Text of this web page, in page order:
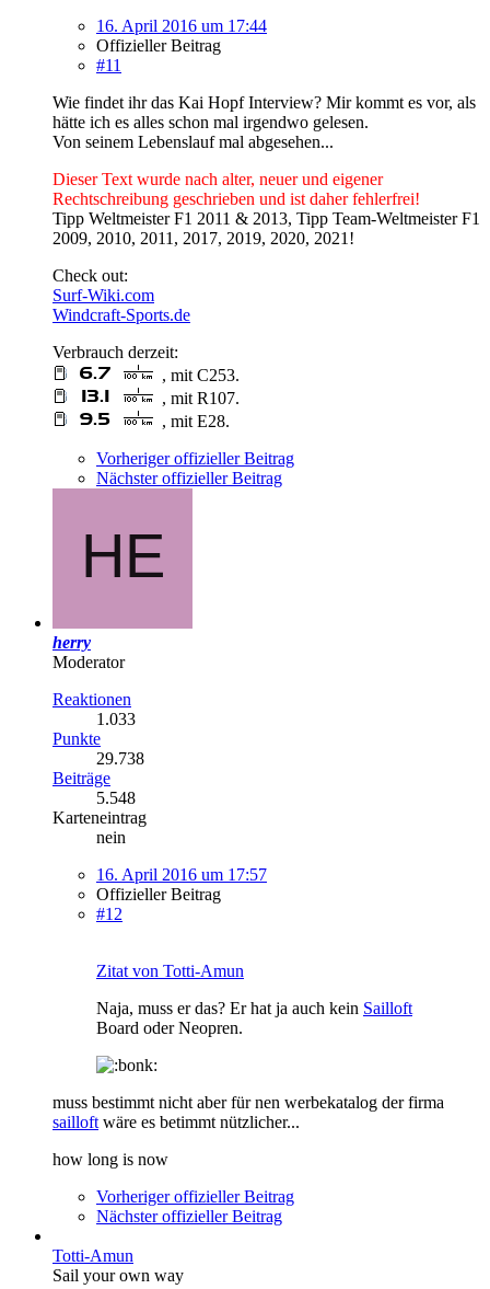
16. April 2016 um 17:44
Offizieller Beitrag
#11
Wie findet ihr das Kai Hopf Interview? Mir kommt es vor, als
hätte ich es alles schon mal irgendwo gelesen.
Von seinem Lebenslauf mal abgesehen...
Dieser Text wurde nach alter, neuer und eigener
Rechtschreibung geschrieben und ist daher fehlerfrei!
Tipp Weltmeister F1 2011 & 2013, Tipp Team-Weltmeister F1
2009, 2010, 2011, 2017, 2019, 2020, 2021!
Check out:
Surf-Wiki.com
Windcraft-Sports.de
Verbrauch derzeit:
, mit C253.
, mit R107.
, mit E28.
Vorheriger offizieller Beitrag
Nächster offizieller Beitrag
herry
Moderator
Reaktionen
1.033
Punkte
29.738
Beiträge
5.548
Karteneintrag
nein
16. April 2016 um 17:57
Offizieller Beitrag
#12
Zitat von Totti-Amun
Naja, muss er das? Er hat ja auch kein Sailloft
Board oder Neopren.
muss bestimmt nicht aber für nen werbekatalog der firma
sailloftwäre es betimmt nützlicher...
how long is now
Vorheriger offizieller Beitrag
Nächster offizieller Beitrag
Totti-Amun
Sail your own way